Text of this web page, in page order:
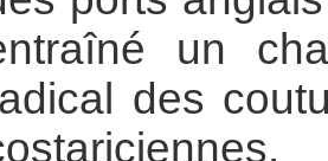
un
des